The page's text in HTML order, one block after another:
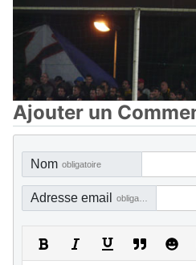
Ajouter un
Nom obligatoire
Adresse email